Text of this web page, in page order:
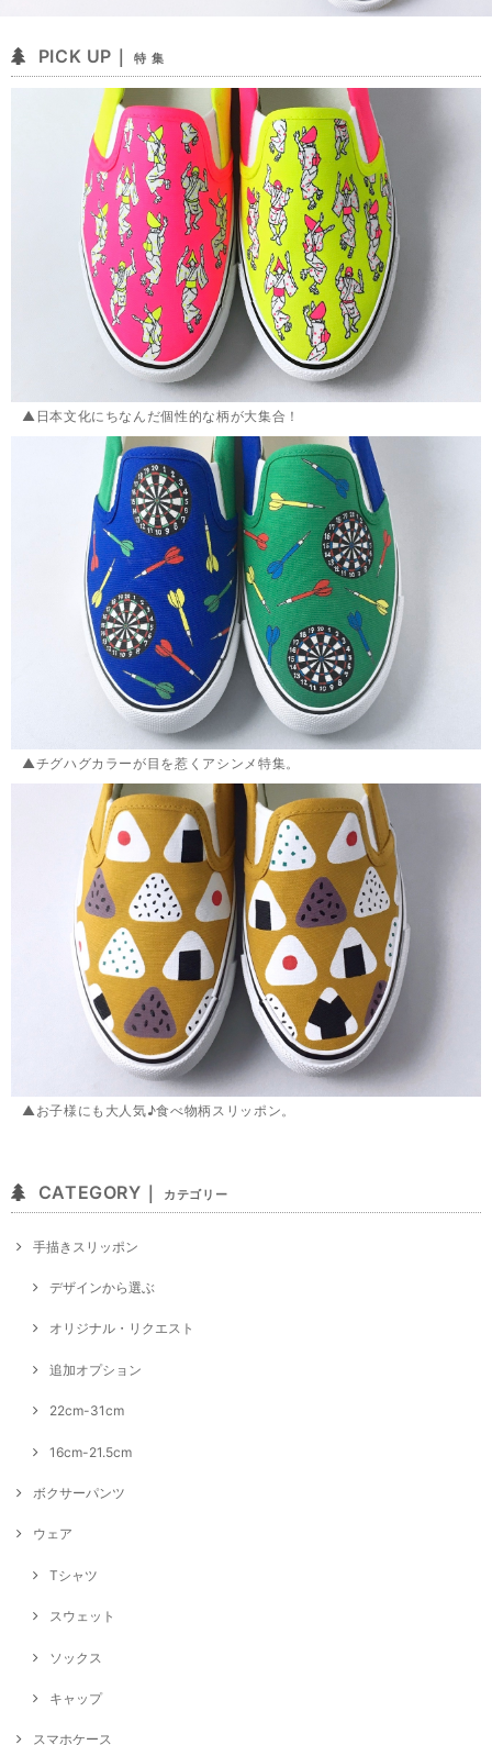
PICK UP｜ 特 集
▲日本文化にちなんだ個性的な柄が大集合！
▲チグハグカラーが目を惹くアシンメ特集。
▲お子様にも大人気♪食べ物柄スリッポン。
CATEGORY｜ カテゴリー
手描きスリッポン
デザインから選ぶ
オリジナル・リクエスト
追加オプション
22cm-31cm
16cm-21.5cm
ボクサーパンツ
ウェア
Tシャツ
スウェット
ソックス
キャップ
スマホケース